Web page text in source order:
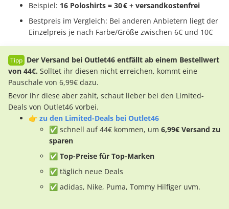
Beispiel: 16 Poloshirts = 30 € + versandkostenfrei
Bestpreis im Vergleich: Bei anderen Anbietern liegt der
Einzelpreis je nach Farbe/Größe zwischen 6€ und 10€
Der Versand bei Outlet46 entfällt ab einem Bestellwert
von 44€. Solltet ihr diesen nicht erreichen, kommt eine
Pauschale von 6,99€ dazu.
Bevor ihr diese aber zahlt, schaut lieber bei den Limited-
Deals von Outlet46 vorbei.
👉 zu den Limited-Deals bei Outlet46
✅ schnell auf 44€ kommen, um 6,99€ Versand zu
sparen
✅ Top-Preise für Top-Marken
✅ täglich neue Deals
✅ adidas, Nike, Puma, Tommy Hilfiger uvm.